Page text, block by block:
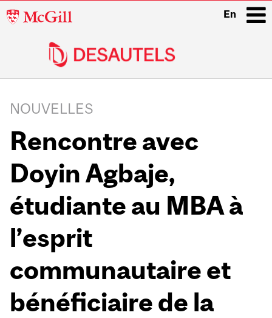
McGill
En
navigation
NOUVELLES
Rencontre avec
Doyin Agbaje,
étudiante au MBA à
l’esprit
communautaire et
bénéficiaire de la